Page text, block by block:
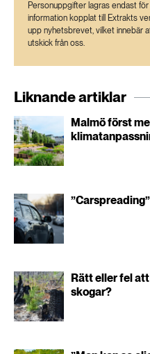
Personuppgifter lagras endast
information kopplat till Extrakts
upp nyhetsbrevet, vilket innebär
utskick från oss.
Liknande artiklar
Malmö först
Rätt eller fel
skogar?